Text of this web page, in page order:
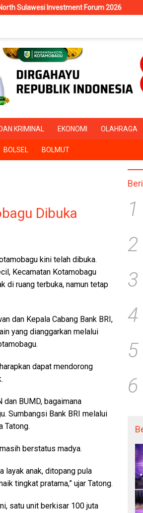
Forum 2026 RSUD Kotamobagu
KRIMINAL EKONOMI OLAHRAGA
BOLSEL BOLMUT
Dibuka
kini telah dibuka.
Kecamatan Kotamobagu
di ruang terbuka, namun tetap
dan Kepala Cabang Bank BRI,
yang dianggarkan melalui
dapat mendorong
BUMD, bagaimana
Sumbangsi Bank BRI melalui
Tatong.
berstatus madya.
layak anak, ditopang pula
tingkat pratama,” ujar Tatong.
satu unit berkisar 100 juta
1
2
3
4
5
6